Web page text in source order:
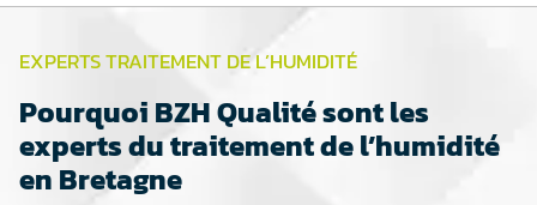
EXPERTS TRAITEMENT DE L’HUMIDITÉ
Pourquoi BZH Qualité sont les
experts du traitement de l’humidité
en Bretagne